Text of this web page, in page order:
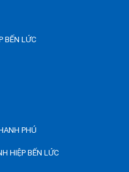
BẾN LỨC
PHÚ
HIỆP BẾN LỨC